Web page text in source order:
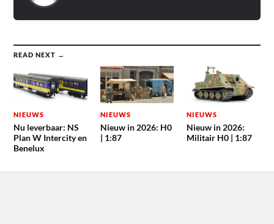
READ NEXT →
NIEUWS
Nu leverbaar: NS
Plan W Intercity en
Benelux
NIEUWS
Nieuw in 2026: H0
| 1:87
NIEUWS
Nieuw in 2026:
Militair H0 | 1:87